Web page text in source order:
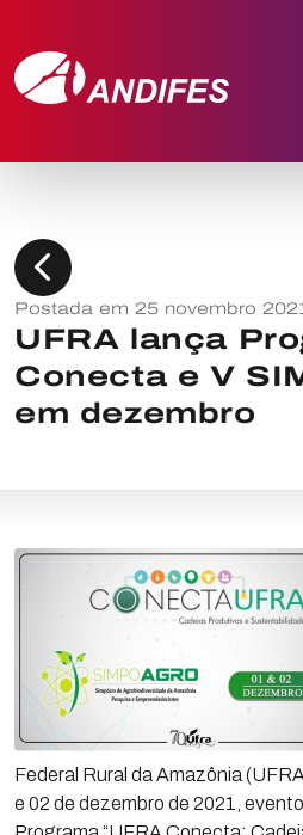
chevron_left
Postada em 25 novembro
UFRA lança
Conecta e V
em dezembro
Federal Rural da Amazônia
e 02 de dezembro de 2021,